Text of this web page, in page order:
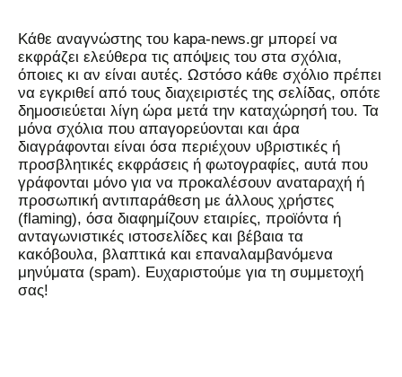
Kάθε αναγνώστης του kapa-news.gr μπορεί να
εκφράζει ελεύθερα τις απόψεις του στα σχόλια,
όποιες κι αν είναι αυτές. Ωστόσο κάθε σχόλιο πρέπει
να εγκριθεί από τους διαχειριστές της σελίδας, οπότε
δημοσιεύεται λίγη ώρα μετά την καταχώρησή του. Τα
μόνα σχόλια που απαγορεύονται και άρα
διαγράφονται είναι όσα περιέχουν υβριστικές ή
προσβλητικές εκφράσεις ή φωτογραφίες, αυτά που
γράφονται μόνο για να προκαλέσουν αναταραχή ή
προσωπική αντιπαράθεση με άλλους χρήστες
(flaming), όσα διαφημίζουν εταιρίες, προϊόντα ή
ανταγωνιστικές ιστοσελίδες και βέβαια τα
κακόβουλα, βλαπτικά και επαναλαμβανόμενα
μηνύματα (spam). Ευχαριστούμε για τη συμμετοχή
σας!